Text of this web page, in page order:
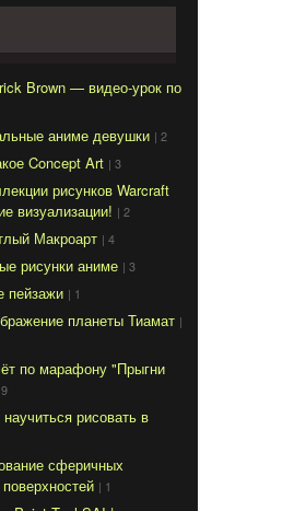
Brown — видео-урок по
аниме девушки | 2
Concept Art | 3
рисунков Warcraft
визуализации! | 2
Макроарт | 4
рисунки аниме | 3
пейзажи | 1
планеты Тиамат |
по марафону "Прыгни
научиться рисовать в
сферичных
| 1